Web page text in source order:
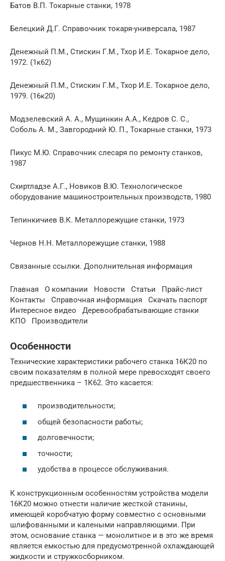
Батов В.П. Токарные станки, 1978
Белецкий Д.Г. Справочник токаря-универсала, 1987
Денежный П.М., Стискин Г.М., Тхор И.Е. Токарное дело,
1972. (1к62)
Денежный П.М., Стискин Г.М., Тхор И.Е. Токарное дело,
1979. (16к20)
Модзелевский А. А., Мущинкин А.А., Кедров С. С.,
Соболь А. М., Завгородний Ю. П., Токарные станки, 1973
Пикус М.Ю. Справочник слесаря по ремонту станков,
1987
Схиртладзе А.Г., Новиков В.Ю. Технологическое
оборудование машиностроительных производств, 1980
Тепинкичиев В.К. Металлорежущие станки, 1973
Чернов Н.Н. Металлорежущие станки, 1988
Связанные ссылки. Дополнительная информация
Главная О компании Новости Статьи Прайс-лист
Контакты Справочная информация Скачать паспорт
Интересное видео Деревообрабатывающие станки
КПО Производители
Особенности
Технические характеристики рабочего станка 16К20 по
своим показателям в полной мере превосходят своего
предшественника – 1К62. Это касается:
производительности;
общей безопасности работы;
долговечности;
точности;
удобства в процессе обслуживания.
К конструкционным особенностям устройства модели
16К20 можно отнести наличие жесткой станины,
имеющей коробчатую форму совместно с основными
шлифованными и калеными направляющими. При
этом, основание станка — монолитное и в это же время
является емкостью для предусмотренной охлаждающей
жидкости и стружкосборником.